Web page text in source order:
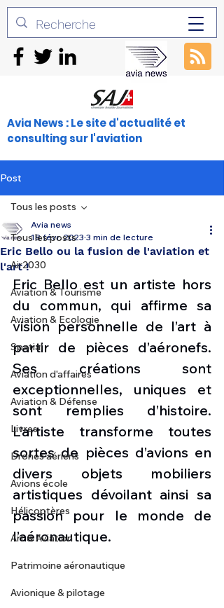
Avia News : Le site d'actualité et
consulting sur l'aviation
Post
Tous les posts
Air2030
Aviation & Tourisme
Aviation & Ecologie
Spatial
Aviation d'affaires
Aviation & Défense
Livres
Drones aériens
Avions école
Hélicoptères
Art & Aviation
Patrimoine aéronautique
Avionique & pilotage
Tous les posts
Eric Bello ou la fusion de l'aviation et
l'art !
Avia news
18 févr. 2023 3 min de lecture
Eric Bello est un artiste hors
du commun, qui affirme sa
vision personnelle de l’art à
partir de pièces d’aéronefs.
Ses créations sont
exceptionnelles, uniques et
sont remplies d’histoire.
L’artiste transforme toutes
sortes de pièces d’avions en
divers objets mobiliers
artistiques dévoilant ainsi sa
passion pour le monde de
l’aéronautique.